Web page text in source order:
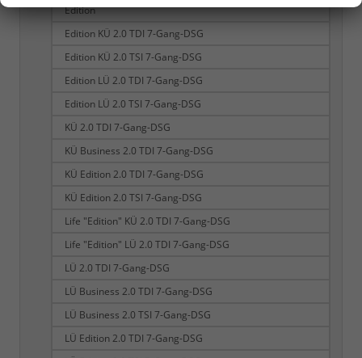
Edition
Edition KÜ 2.0 TDI 7-Gang-DSG
Edition KÜ 2.0 TSI 7-Gang-DSG
Edition LÜ 2.0 TDI 7-Gang-DSG
Edition LÜ 2.0 TSI 7-Gang-DSG
KÜ 2.0 TDI 7-Gang-DSG
KÜ Business 2.0 TDI 7-Gang-DSG
KÜ Edition 2.0 TDI 7-Gang-DSG
KÜ Edition 2.0 TSI 7-Gang-DSG
Life "Edition" KÜ 2.0 TDI 7-Gang-DSG
Life "Edition" LÜ 2.0 TDI 7-Gang-DSG
LÜ 2.0 TDI 7-Gang-DSG
LÜ Business 2.0 TDI 7-Gang-DSG
LÜ Business 2.0 TSI 7-Gang-DSG
LÜ Edition 2.0 TDI 7-Gang-DSG